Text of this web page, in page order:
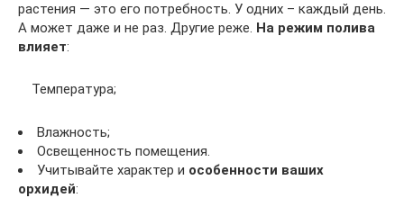
растения — это его потребность. У одних – каждый день.
А может даже и не раз. Другие реже. На режим полива
влияет:
Температура;
Влажность;
Освещенность помещения.
Учитывайте характер и особенности ваших
орхидей: